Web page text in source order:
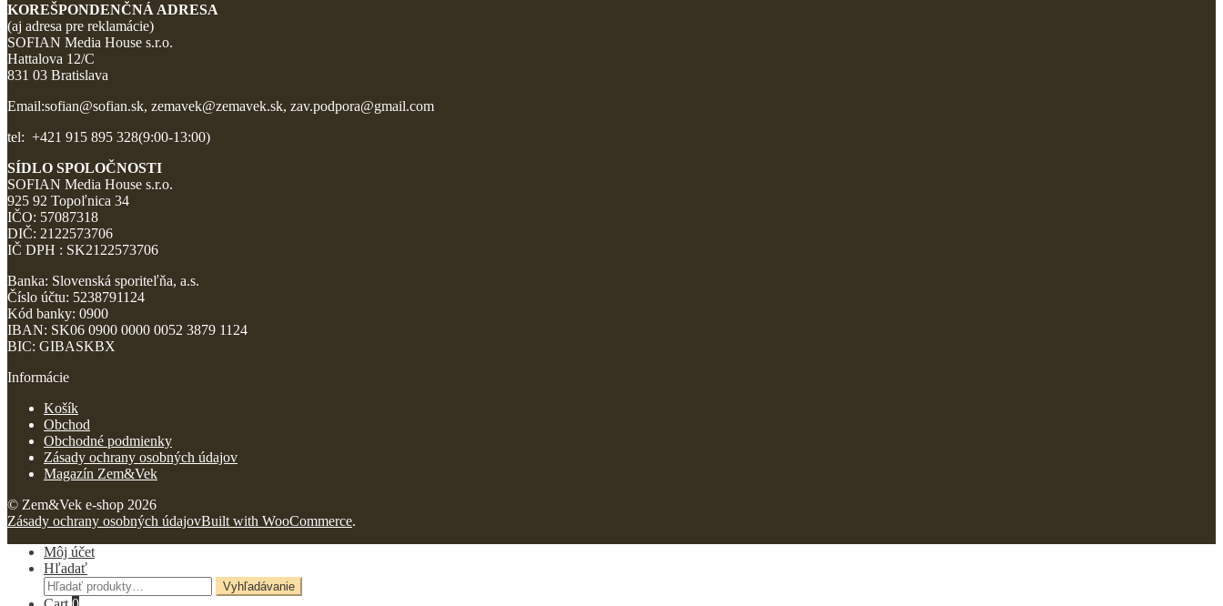
variantov.
stránke
KOREŠPONDENČNÁ ADRESA
(aj adresa pre reklamácie)
SOFIAN Media House s.r.o.
Hattalova 12/C
831 03 Bratislava
Email:sofian@sofian.sk, zemavek@zemavek.sk, zav.podpora@gmail.com
tel: +421 915 895 328(9:00-13:00)
SÍDLO SPOLOČNOSTI
SOFIAN Media House s.r.o.
925 92 Topoľnica 34
IČO: 57087318
DIČ: 2122573706
IČ DPH : SK2122573706
Banka: Slovenská sporiteľňa, a.s.
Číslo účtu: 5238791124
Kód banky: 0900
IBAN: SK06 0900 0000 0052 3879 1124
BIC: GIBASKBX
Informácie
Košík
Obchod
Obchodné podmienky
Zásady ochrany osobných údajov
Magazín Zem&Vek
© Zem&Vek e-shop 2026
Zásady ochrany osobných údajovBuilt with WooCommerce.
Môj účet
Hľadať
Hľadať:
Vyhľadávanie